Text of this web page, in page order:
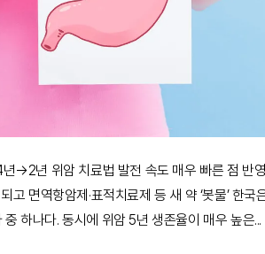
년→2년 위암 치료법 발전 속도 매우 빠른 점 반
고 면역항암제·표적치료제 등 새 약 ‘봇물’ 한국
하나다. 동시에 위암 5년 생존율이 매우 높은...